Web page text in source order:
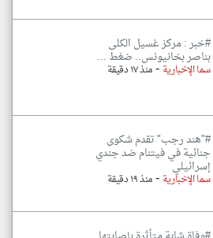
#خبر : مركز غسيل الكلى
بناصر بخانيونس.. ضغط ...
سما الإخبارية-منذ ١٧ دقيقة
#"هند رجب" تقدم شكوى
جنائية في فيتنام ضد جندي
إسرائيلي
سما الإخبارية -منذ ١٩ دقيقة